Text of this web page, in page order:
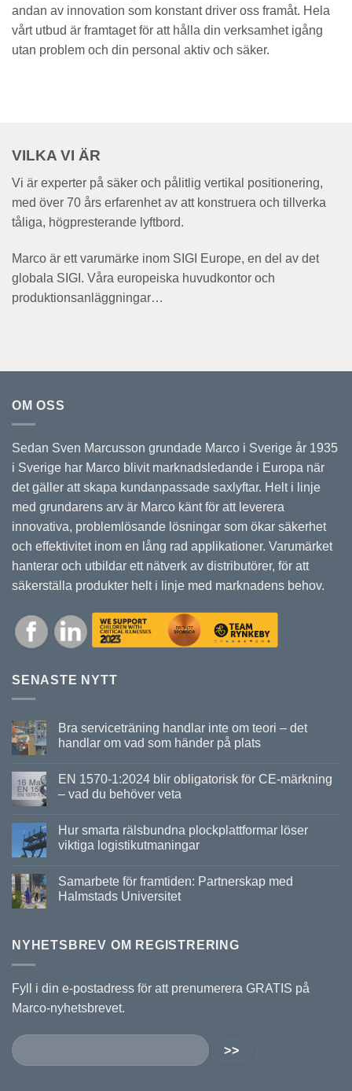
andan av innovation som konstant driver oss framåt. Hela
vårt utbud är framtaget för att hålla din verksamhet igång
utan problem och din personal aktiv och säker.
VILKA VI ÄR
Vi är experter på säker och pålitlig vertikal positionering,
med över 70 års erfarenhet av att konstruera och tillverka
tåliga, högpresterande lyftbord.
Marco är ett varumärke inom SIGI Europe, en del av det
globala SIGI. Våra europeiska huvudkontor och
produktionsanläggningar…
OM OSS
Sedan Sven Marcusson grundade Marco i Sverige år 1935
i Sverige har Marco blivit marknadsledande i Europa när
det gäller att skapa kundanpassade saxlyftar. Helt i linje
med grundarens arv är Marco känt för att leverera
innovativa, problemlösande lösningar som ökar säkerhet
och effektivitet inom en lång rad applikationer. Varumärket
hanterar och utbildar ett nätverk av distributörer, för att
säkerställa produkter helt i linje med marknadens behov.
SENASTE NYTT
Bra serviceträning handlar inte om teori – det
handlar om vad som händer på plats
EN 1570-1:2024 blir obligatorisk för CE-märkning
– vad du behöver veta
Hur smarta rälsbundna plockplattformar löser
viktiga logistikutmaningar
Samarbete för framtiden: Partnerskap med
Halmstads Universitet
NYHETSBREV OM REGISTRERING
Fyll i din e-postadress för att prenumerera GRATIS på
Marco-nyhetsbrevet.